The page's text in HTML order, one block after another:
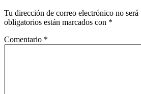
Tu dirección de correo electrónico no será
obligatorios están marcados con *
Comentario *